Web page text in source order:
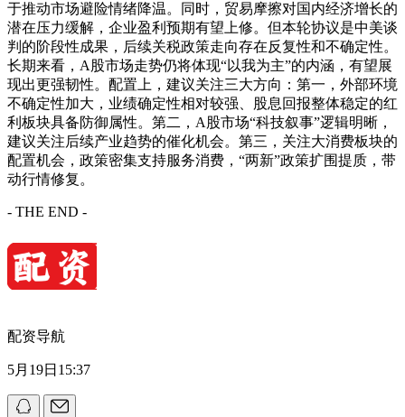
于推动市场避险情绪降温。同时，贸易摩擦对国内经济增长的
潜在压力缓解，企业盈利预期有望上修。但本轮协议是中美谈
判的阶段性成果，后续关税政策走向存在反复性和不确定性。
长期来看，A股市场走势仍将体现“以我为主”的内涵，有望展
现出更强韧性。配置上，建议关注三大方向：第一，外部环境
不确定性加大，业绩确定性相对较强、股息回报整体稳定的红
利板块具备防御属性。第二，A股市场“科技叙事”逻辑明晰，
建议关注后续产业趋势的催化机会。第三，关注大消费板块的
配置机会，政策密集支持服务消费，“两新”政策扩围提质，带
动行情修复。
- THE END -
配资导航
5月19日15:37